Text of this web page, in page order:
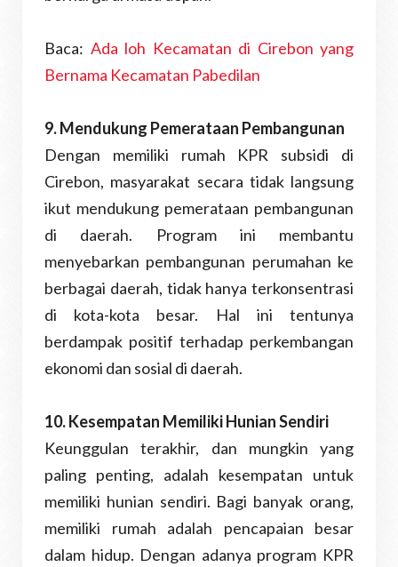
Baca: Ada loh Kecamatan di Cirebon yang
Bernama Kecamatan Pabedilan
9. Mendukung Pemerataan Pembangunan
Dengan memiliki rumah KPR subsidi di
Cirebon, masyarakat secara tidak langsung
ikut mendukung pemerataan pembangunan
di daerah. Program ini membantu
menyebarkan pembangunan perumahan ke
berbagai daerah, tidak hanya terkonsentrasi
di kota-kota besar. Hal ini tentunya
berdampak positif terhadap perkembangan
ekonomi dan sosial di daerah.
10. Kesempatan Memiliki Hunian Sendiri
Keunggulan terakhir, dan mungkin yang
paling penting, adalah kesempatan untuk
memiliki hunian sendiri. Bagi banyak orang,
memiliki rumah adalah pencapaian besar
dalam hidup. Dengan adanya program KPR